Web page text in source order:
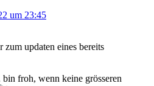
um 23:45
zum updaten eines bereits
froh, wenn keine grösseren